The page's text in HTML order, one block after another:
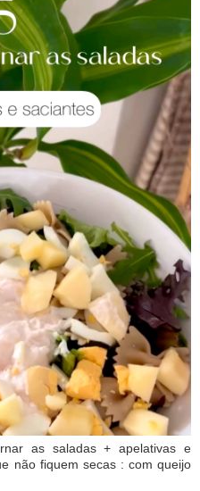
as saladas + apelativas e
não fiquem secas : com queijo